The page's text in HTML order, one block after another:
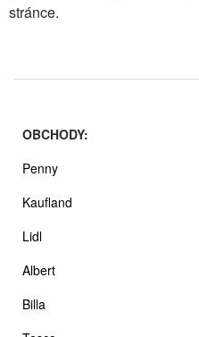
stránce.
OBCHODY:
Penny
Kaufland
Lidl
Albert
Billa